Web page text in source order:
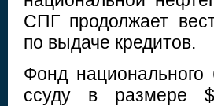
СПГ продолжает
по выдаче кредитов.
Фонд национального
ссуду в размере